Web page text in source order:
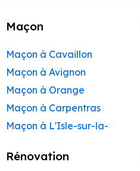
Maçon
Maçon à Cavaillon
Maçon à Avignon
Maçon à Orange
Maçon à Carpentras
Maçon à L'Isle-sur-la-
Maçon à Apt
Rénovation